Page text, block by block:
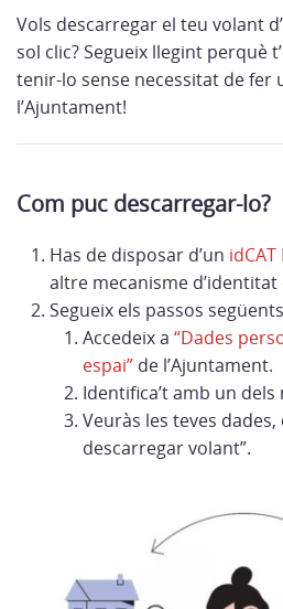
Vols descarregar el teu volant
sol clic? Segueix llegint perquè
tenir-lo sense necessitat de fer
l’Ajuntament!
Com puc descarregar-lo?
Has de disposar d’un
altre mecanisme d’identitat
Segueix els passos
Accedeix a “Dades
espai” de l’Ajuntament.
Identifica’t amb un
Veuràs les teves dades,
descarregar volant”.